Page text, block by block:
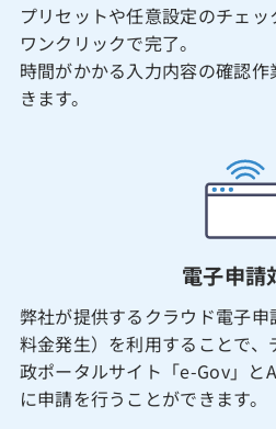
プリセットや任意設定のチェ
ワンクリックで完了。
時間がかかる入力内容の確認
きます。
電子申請
弊社が提供するクラウド電子申
料金発生）を利用することで
政ポータルサイト「e-Gov」と
に申請を行うことができます。